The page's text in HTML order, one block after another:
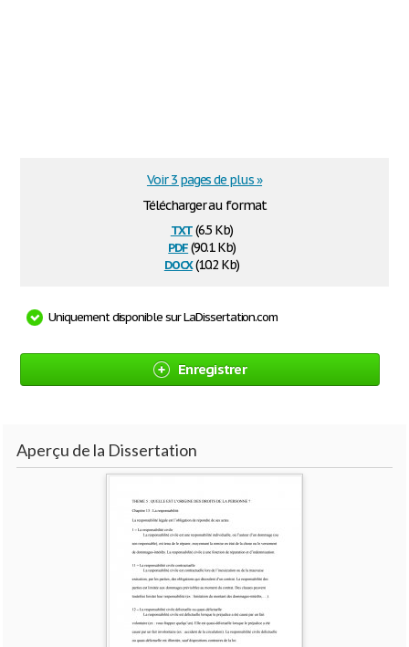
Télécharger au format
txt(6.5 Kb)
pdf(90.1 Kb)
docx(10.2 Kb)
Voir 3 pages de plus »
Uniquement disponible sur LaDissertation.com
Enregistrer
Aperçu de la Dissertation